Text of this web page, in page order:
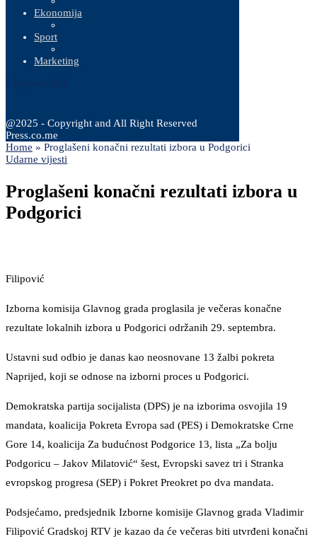
Ekonomija
Sport
Marketing
@2025 - Copyright and All Right Reserved
Press.co.me
Home » Proglašeni konačni rezultati izbora u Podgorici
Udarne vijesti
Proglašeni konačni rezultati izbora u
Podgorici
Filipović
Izborna komisija Glavnog grada proglasila je večeras konačne
rezultate lokalnih izbora u Podgorici održanih 29. septembra.
Ustavni sud odbio je danas kao neosnovane 13 žalbi pokreta
Naprijed, koji se odnose na izborni proces u Podgorici.
Demokratska partija socijalista (DPS) je na izborima osvojila 19
mandata, koalicija Pokreta Evropa sad (PES) i Demokratske Crne
Gore 14, koalicija Za budućnost Podgorice 13, lista „Za bolju
Podgoricu – Jakov Milatović“ šest, Evropski savez tri i Stranka
evropskog progresa (SEP) i Pokret Preokret po dva mandata.
Podsjećamo, predsjednik Izborne komisije Glavnog grada Vladimir
Filipović Gradskoj RTV je kazao da će večeras biti utvrđeni konačni